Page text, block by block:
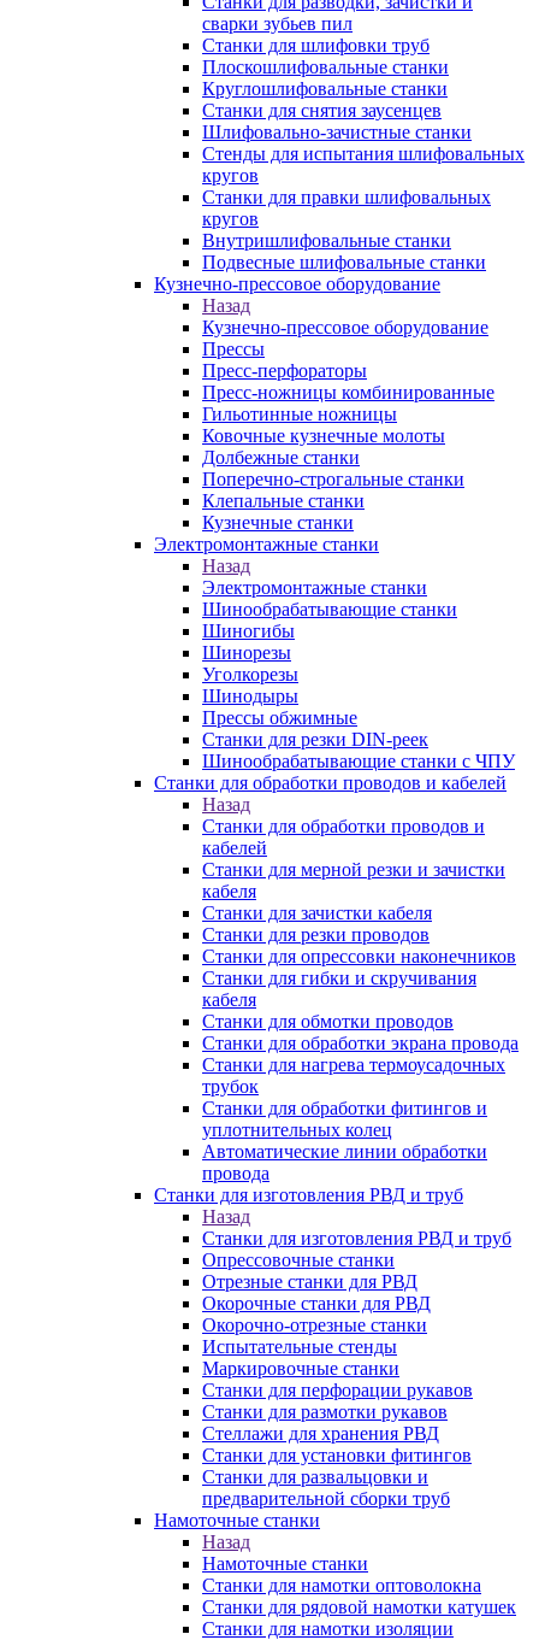
сварки зубьев пил
Станки для шлифовки труб
Плоскошлифовальные станки
Круглошлифовальные станки
Станки для снятия заусенцев
Шлифовально-зачистные станки
Стенды для испытания шлифовальных
кругов
Станки для правки шлифовальных
кругов
Внутришлифовальные станки
Подвесные шлифовальные станки
Кузнечно-прессовое оборудование
Назад
Кузнечно-прессовое оборудование
Прессы
Пресс-перфораторы
Пресс-ножницы комбинированные
Гильотинные ножницы
Ковочные кузнечные молоты
Долбежные станки
Поперечно-строгальные станки
Клепальные станки
Кузнечные станки
Электромонтажные станки
Назад
Электромонтажные станки
Шинообрабатывающие станки
Шиногибы
Шинорезы
Уголкорезы
Шинодыры
Прессы обжимные
Станки для резки DIN-реек
Шинообрабатывающие станки с ЧПУ
Станки для обработки проводов и кабелей
Назад
Станки для обработки проводов и
кабелей
Станки для мерной резки и зачистки
кабеля
Станки для зачистки кабеля
Станки для резки проводов
Станки для опрессовки наконечников
Станки для гибки и скручивания
кабеля
Станки для обмотки проводов
Станки для обработки экрана провода
Станки для нагрева термоусадочных
трубок
Станки для обработки фитингов и
уплотнительных колец
Автоматические линии обработки
провода
Станки для изготовления РВД и труб
Назад
Станки для изготовления РВД и труб
Опрессовочные станки
Отрезные станки для РВД
Окорочные станки для РВД
Окорочно-отрезные станки
Испытательные стенды
Маркировочные станки
Станки для перфорации рукавов
Станки для размотки рукавов
Стеллажи для хранения РВД
Станки для установки фитингов
Станки для развальцовки и
предварительной сборки труб
Намоточные станки
Назад
Намоточные станки
Станки для намотки оптоволокна
Станки для рядовой намотки катушек
Станки для намотки изоляции